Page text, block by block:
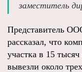
заместитель
Представитель
рассказал, что
участка в 15
вывезли около